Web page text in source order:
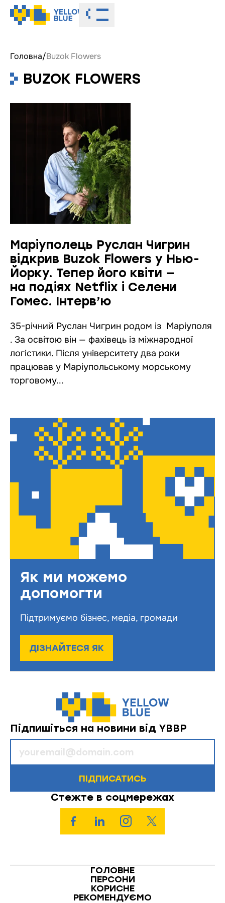
Toggle menu
Головна/Buzok Flowers
BUZOK FLOWERS
Маріуполець Руслан Чигрин
відкрив Buzok Flowers у Нью-
Йорку. Тепер його квіти —
на подіях Netflix і Селени
Гомес. Інтерв’ю
35-річний Руслан Чигрин родом із Маріуполя
. За освітою він — фахівець із міжнародної
логістики. Після університету два роки
працював у Маріупольському морському
торговому...
Як ми можемо
допомогти
Підтримуємо бізнес, медіа, громади
ДІЗНАЙТЕСЯ ЯК
Підпишіться на новини від YBBP
ПІДПИСАТИСЬ
Стежте в соцмережах
ГОЛОВНЕ
ПЕРСОНИ
КОРИСНЕ
РЕКОМЕНДУЄМО